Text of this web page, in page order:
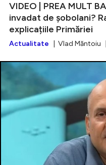
VIDEO | PREA MULT
invadat de șobolani?
explicațiile Primăriei
Actualitate | Vlad Măntoiu